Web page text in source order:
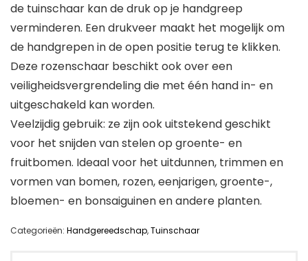
de tuinschaar kan de druk op je handgreep
verminderen. Een drukveer maakt het mogelijk om
de handgrepen in de open positie terug te klikken.
Deze rozenschaar beschikt ook over een
veiligheidsvergrendeling die met één hand in- en
uitgeschakeld kan worden.
Veelzijdig gebruik: ze zijn ook uitstekend geschikt
voor het snijden van stelen op groente- en
fruitbomen. Ideaal voor het uitdunnen, trimmen en
vormen van bomen, rozen, eenjarigen, groente-,
bloemen- en bonsaiguinen en andere planten.
Categorieën: Handgereedschap,Tuinschaar